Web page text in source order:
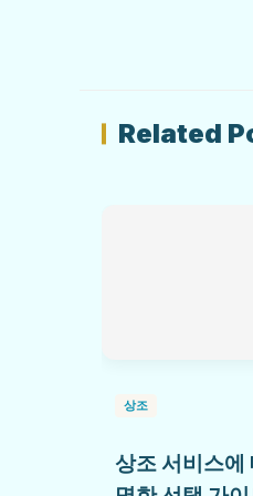
Related
상조
상조 서비스에